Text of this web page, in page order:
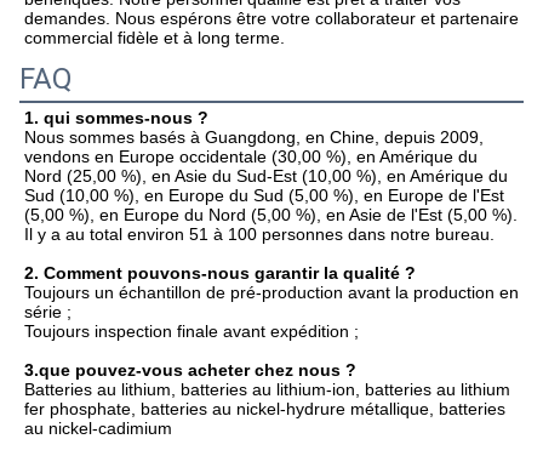
demandes. Nous espérons être votre collaborateur et partenaire
commercial fidèle et à long terme.
FAQ
1. qui sommes-nous ?
Nous sommes basés à Guangdong, en Chine, depuis 2009,
vendons en Europe occidentale (30,00 %), en Amérique du
Nord (25,00 %), en Asie du Sud-Est (10,00 %), en Amérique du
Sud (10,00 %), en Europe du Sud (5,00 %), en Europe de l'Est
(5,00 %), en Europe du Nord (5,00 %), en Asie de l'Est (5,00 %).
Il y a au total environ 51 à 100 personnes dans notre bureau.
2. Comment pouvons-nous garantir la qualité ?
Toujours un échantillon de pré-production avant la production en
série ;
Toujours inspection finale avant expédition ;
3.que pouvez-vous acheter chez nous ?
Batteries au lithium, batteries au lithium-ion, batteries au lithium
fer phosphate, batteries au nickel-hydrure métallique, batteries
au nickel-cadimium